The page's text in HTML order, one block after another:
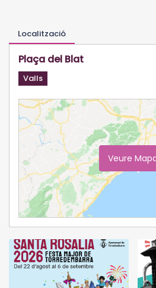
Localització
Plaça del Blat
Valls
Veure